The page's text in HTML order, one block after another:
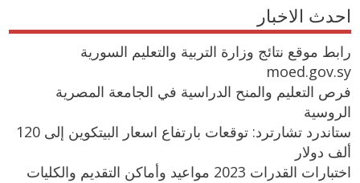
احدث الاخبار
رابط موقع نتائج وزارة التربية والتعليم السورية
moed.gov.sy
فرص التعليم والمنح الدراسية في الجامعة المصرية
الروسية
ستاندرد تشارترد: توقعات بارتفاع اسعار البيتكوين إلى 120
ألف دولار
اختبارات القدرات 2023 مواعيد وأماكن التقديم والكليات